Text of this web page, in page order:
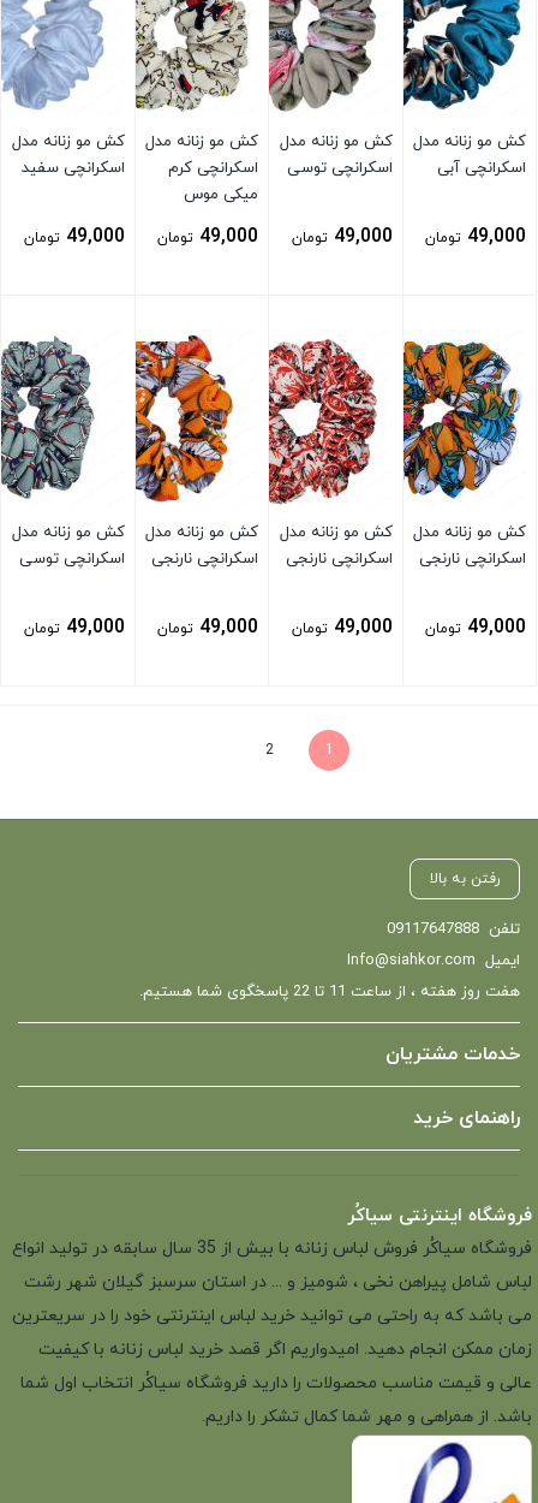
کش مو زنانه مدل
اسکرانچی آبی
49,000 تومان
کش مو زنانه مدل
اسکرانچی توسی
49,000 تومان
کش مو زنانه مدل
اسکرانچی کرم
میکی موس
49,000 تومان
کش مو زنانه مدل
اسکرانچی سفید
49,000 تومان
کش مو زنانه مدل
اسکرانچی نارنجی
49,000 تومان
کش مو زنانه مدل
اسکرانچی نارنجی
49,000 تومان
کش مو زنانه مدل
اسکرانچی نارنجی
49,000 تومان
کش مو زنانه مدل
اسکرانچی توسی
49,000 تومان
1
2
رفتن به بالا
تلفن 09117647888
ایمیل Info@siahkor.com
هفت روز هفته ، از ساعت 11 تا 22 پاسخگوی شما هستیم.
خدمات مشتریان
راهنمای خرید
فروشگاه اینترنتی سیاکُر
فروشگاه سیاکُر فروش لباس زنانه با بیش از 35 سال سابقه در تولید انواع
لباس شامل پیراهن نخی ، شومیز و ... در استان سرسبز گیلان شهر رشت
می باشد که به راحتی می توانید خرید لباس اینترنتی خود را در سریعترین
زمان ممکن انجام دهید. امیدواریم اگر قصد خرید لباس زنانه با کیفیت
عالی و قیمت مناسب محصولات را دارید فروشگاه سیاکُر انتخاب اول شما
باشد. از همراهی و مهر شما کمال تشکر را داریم.